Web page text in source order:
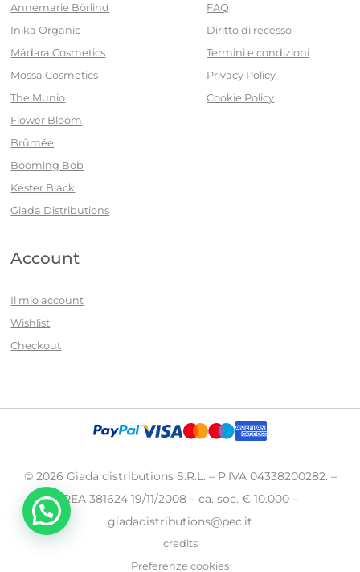
Annemarie Börlind
Inika Organic
Mádara Cosmetics
Mossa Cosmetics
The Munio
Flower Bloom
Brûmée
Booming Bob
Kester Black
Giada Distributions
FAQ
Diritto di recesso
Termini e condizioni
Privacy Policy
Cookie Policy
Account
Il mio account
Wishlist
Checkout
© 2026 Giada distributions S.R.L. – P.IVA 04338200282. –
REA 381624 19/11/2008 – ca. soc. € 10.000 –
giadadistributions@pec.it
credits
Preferenze cookies